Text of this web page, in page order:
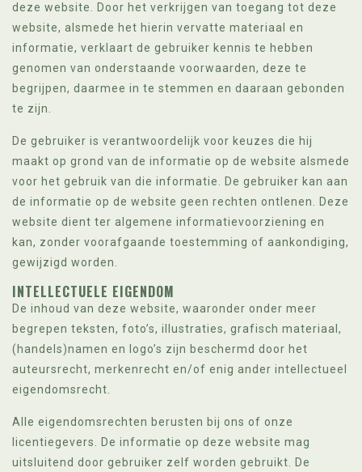
deze website. Door het verkrijgen van toegang tot deze
website, alsmede het hierin vervatte materiaal en
informatie, verklaart de gebruiker kennis te hebben
genomen van onderstaande voorwaarden, deze te
begrijpen, daarmee in te stemmen en daaraan gebonden
te zijn.
De gebruiker is verantwoordelijk voor keuzes die hij
maakt op grond van de informatie op de website alsmede
voor het gebruik van die informatie. De gebruiker kan aan
de informatie op de website geen rechten ontlenen. Deze
website dient ter algemene informatievoorziening en
kan, zonder voorafgaande toestemming of aankondiging,
gewijzigd worden.
INTELLECTUELE EIGENDOM
De inhoud van deze website, waaronder onder meer
begrepen teksten, foto’s, illustraties, grafisch materiaal,
(handels)namen en logo’s zijn beschermd door het
auteursrecht, merkenrecht en/of enig ander intellectueel
eigendomsrecht.
Alle eigendomsrechten berusten bij ons of onze
licentiegevers. De informatie op deze website mag
uitsluitend door gebruiker zelf worden gebruikt. De